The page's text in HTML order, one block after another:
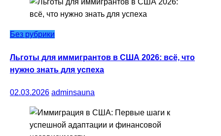
Без рубрики
Льготы для иммигрантов в США 2026: всё, что
нужно знать для успеха
02.03.2026 adminsauna